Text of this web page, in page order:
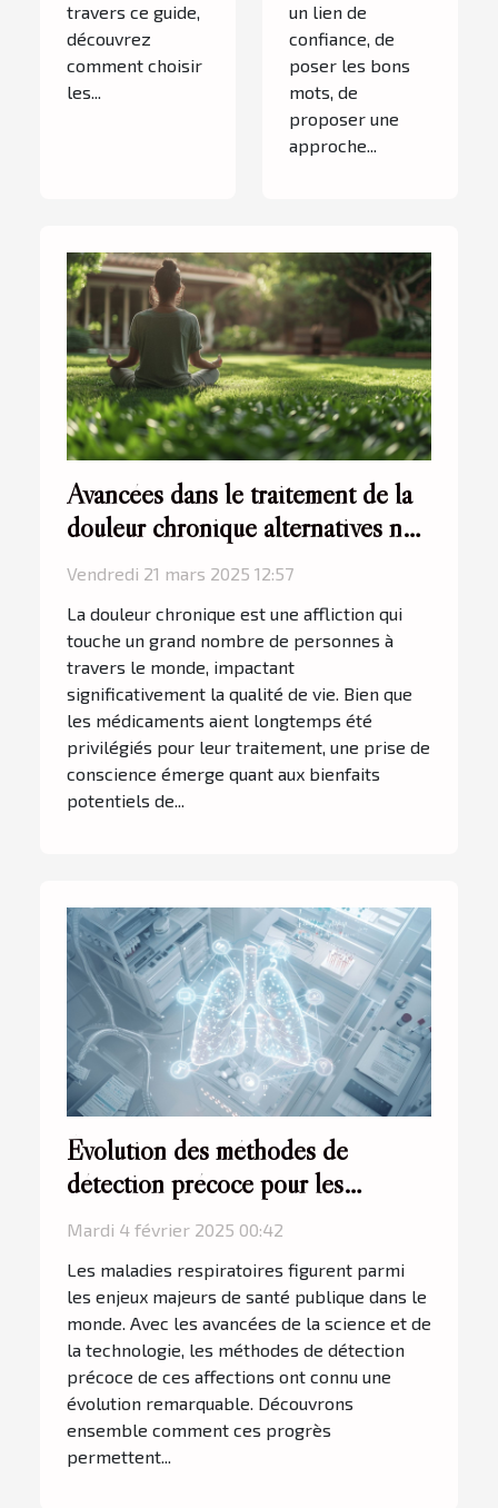
travers ce guide,
découvrez
comment choisir
les...
un lien de
confiance, de
poser les bons
mots, de
proposer une
approche...
Avancées dans le traitement de la
douleur chronique alternatives non
médicamenteuses à considérer
Vendredi 21 mars 2025 12:57
La douleur chronique est une affliction qui
touche un grand nombre de personnes à
travers le monde, impactant
significativement la qualité de vie. Bien que
les médicaments aient longtemps été
privilégiés pour leur traitement, une prise de
conscience émerge quant aux bienfaits
potentiels de...
Évolution des méthodes de
détection précoce pour les
maladies respiratoires
Mardi 4 février 2025 00:42
Les maladies respiratoires figurent parmi
les enjeux majeurs de santé publique dans le
monde. Avec les avancées de la science et de
la technologie, les méthodes de détection
précoce de ces affections ont connu une
évolution remarquable. Découvrons
ensemble comment ces progrès
permettent...